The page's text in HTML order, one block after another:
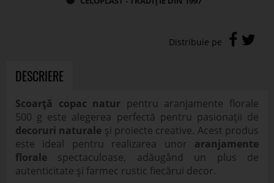
DESCRIERE
Scoarță copac natur pentru aranjamente florale
500 g este alegerea perfectă pentru pasionații de
decoruri naturale și proiecte creative. Acest produs
este ideal pentru realizarea unor aranjamente
florale spectaculoase, adăugând un plus de
autenticitate și farmec rustic fiecărui decor.